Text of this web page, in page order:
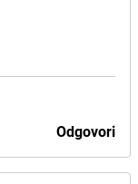
Odgovori